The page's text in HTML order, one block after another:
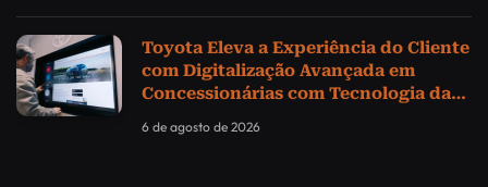
Toyota Eleva a Experiência do Cliente
com Digitalização Avançada em
Concessionárias com Tecnologia da
6 de agosto de 2026